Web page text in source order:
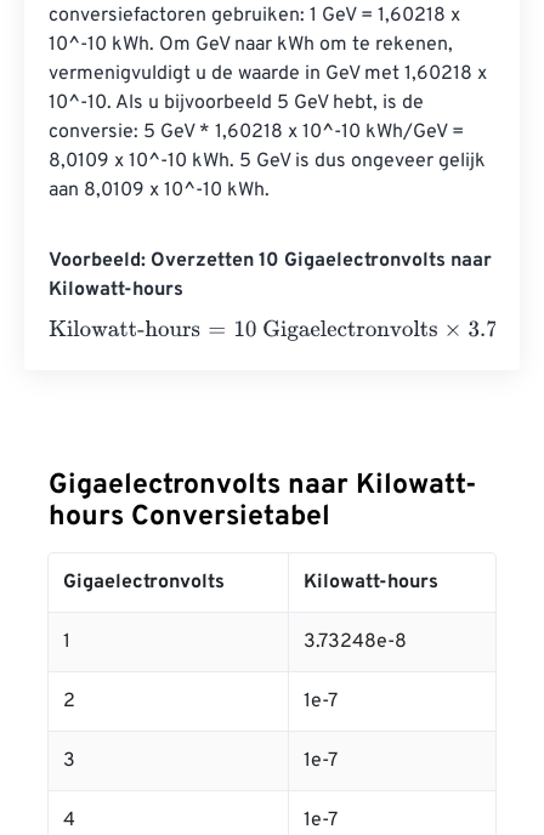
conversiefactoren gebruiken: 1 GeV = 1,60218 x
10^-10 kWh. Om GeV naar kWh om te rekenen,
vermenigvuldigt u de waarde in GeV met 1,60218 x
10^-10. Als u bijvoorbeeld 5 GeV hebt, is de
conversie: 5 GeV * 1,60218 x 10^-10 kWh/GeV =
8,0109 x 10^-10 kWh. 5 GeV is dus ongeveer gelijk
aan 8,0109 x 10^-10 kWh.
Voorbeeld: Overzetten 10 Gigaelectronvolts naar
Kilowatt-hours
Kilowatt-hours=10 Gigaelectronvolts×
Gigaelectronvolts naar Kilowatt-
hours Conversietabel
Gigaelectronvolts Kilowatt-hours
1 3.73248e-8
2 1e-7
3 1e-7
4 1e-7